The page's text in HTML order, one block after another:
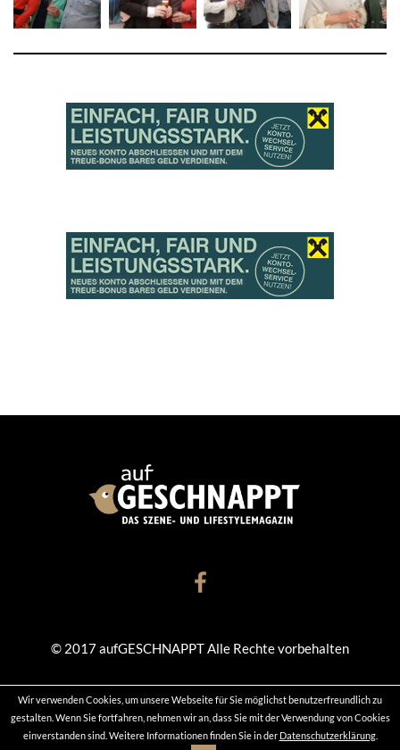
Wir verwenden Cookies, um unsere Webseite für Sie möglichst benutzerfreundlich zu
gestalten. Wenn Sie fortfahren, nehmen wir an, dass Sie mit der Verwendung von Cookies
einverstanden sind. Weitere Informationen finden Sie in der Datenschutzerklärung.
© 2017 aufGESCHNAPPT Alle Rechte vorbehalten
KONTAKT DATENSCHUTZ IMPRESSUM